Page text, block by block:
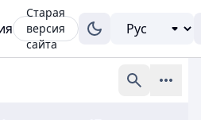
Старая
версия
сайта